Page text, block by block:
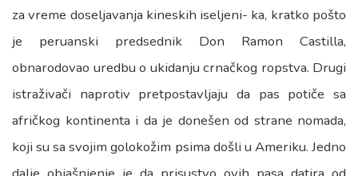
za vreme doseljavanja kineskih iseljeni- ka, kratko pošto
je peruanski predsednik Don Ramon Castilla,
obnarodovao uredbu o ukidanju crnačkog ropstva. Drugi
istraživači naprotiv pretpostavljaju da pas potiče sa
afričkog kontinenta i da je donešen od strane nomada,
koji su sa svojim golokožim psima došli u Ameriku. Jedno